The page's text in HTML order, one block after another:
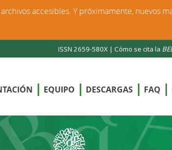
ISSN 2659-580X | Cómo se cita la
EQUIPO DESCARGAS FAQ
accesibles. Y próximamente, nuevos